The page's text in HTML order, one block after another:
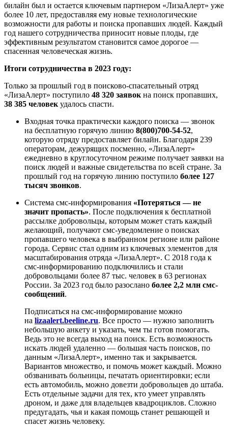
билайн был и остается ключевым партнером «ЛизаАлерт» уже
более 10 лет, предоставляя ему новые технологические
возможности для работы и поиска пропавших людей. Каждый
год нашего сотрудничества приносит новые плоды, где
эффективным результатом становится самое дорогое —
спасенная человеческая жизнь.
Итоги сотрудничества в 2023 году:
Только за прошлый год в поисково-спасательный отряд
«ЛизаАлерт» поступило 48 320 заявок на поиск пропавших,
38 385 человек удалось спасти.
Входная точка практически каждого поиска — звонок
на бесплатную горячую линию 8(800)700-54-52,
которую отряду предоставляет билайн. Благодаря 239
операторам, дежурящих посменно, «ЛизаАлерт»
ежедневно в круглосуточном режиме получает заявки на
поиск людей и важные свидетельства по всей стране. За
прошлый год на горячую линию поступило более 127
тысяч звонков.
Система смс-информирования «Потеряться — не
значит пропасть». После подключения к бесплатной
рассылке добровольцы, которым может стать каждый
желающий, получают смс-уведомление о поисках
пропавшего человека в выбранном регионе или районе
города. Сервис стал одним из ключевых элементов для
масштабирования отряда «ЛизаАлерт». С 2018 года к
смс-информированию подключились и стали
добровольцами более 87 тыс. человек в 63 регионах
России. За 2023 год было разослано более 2,2 млн смс-
сообщений.
Подписаться на смс-информирование можно
на lizaalert.beeline.ru. Все просто — нужно заполнить
небольшую анкету и указать, чем ты готов помогать.
Ведь это не всегда выход на поиск. Есть возможность
искать людей удаленно — большая часть поисков, по
данным «ЛизаАлерт», именно так и закрывается.
Вариантов множество, и помочь может каждый. Можно
обзванивать больницы, печатать ориентировки; если
есть автомобиль, можно довезти добровольцев до штаба.
Есть отдельные задачи для тех, кто умеет управлять
дроном, и даже для владельцев квадроциклов. Сложно
предугадать, чья и какая помощь станет решающей и
спасет жизнь человеку.